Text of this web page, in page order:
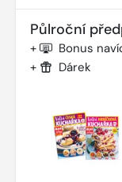
Půlroční
+ Bonus
+ Dárek